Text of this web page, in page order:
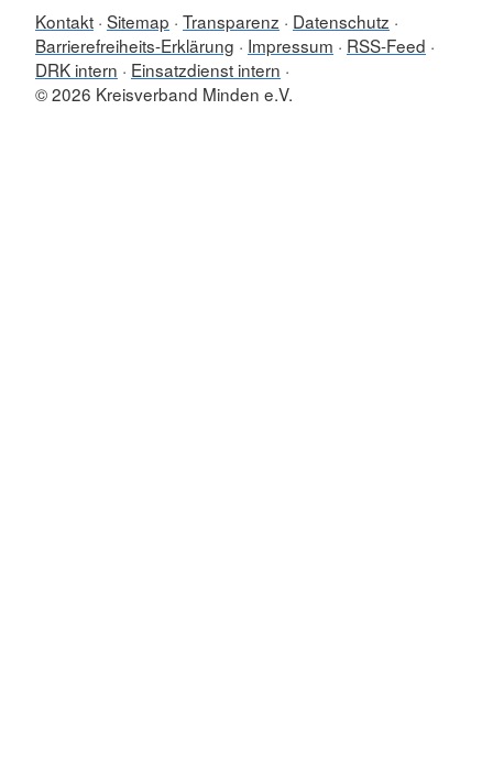
Kontakt Sitemap Transparenz
Datenschutz
Barrierefreiheits-Erklärung
Impressum
RSS-Feed
DRK intern
Einsatzdienst intern
© 2026 Kreisverband Minden e.V.